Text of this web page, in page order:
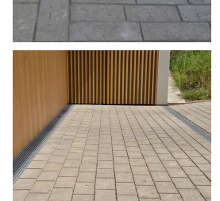
Pflastersteine
Pflastersteine Anthrazit/Schwarz
Pflastersteine Einfahrt
Pflastersteine Garten
Pflastersteine Terrasse
Poolumrandung